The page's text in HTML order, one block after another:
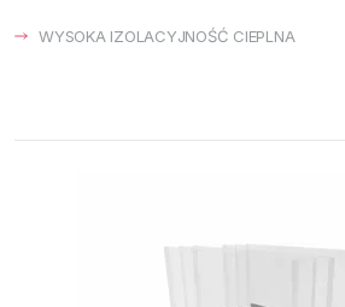
WYSOKA IZOLACYJNOŚĆ CIEPLNA